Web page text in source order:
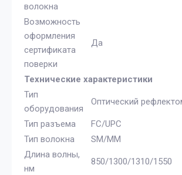
волокна
Возможность
оформления
сертификата
поверки
Да
Технические характеристики
Тип
оборудования
Оптический
Тип разъема
FC/UPC
Тип волокна
SM/MM
Длина волны,
нм
850/1300/1310/1550